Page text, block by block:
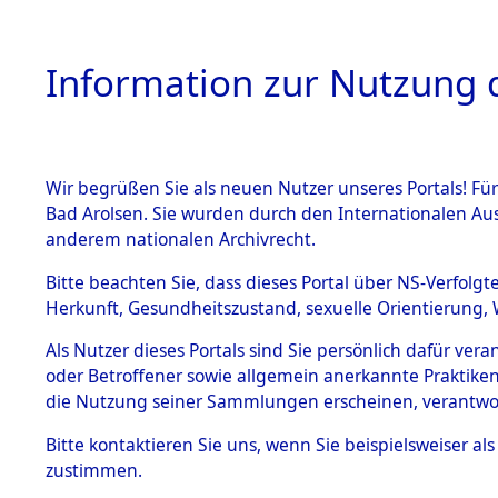
HOME
BESTÄNDE
Inhaftierungsdoku
mente
5. Verschiedenes
Todesmärsche
5.3.1 Alliierte
vorm
Leichen
Information zur Nutzung
Wir begrüßen Sie als neuen Nutzer unseres Portals!
Bad Arolsen. Sie wurden durch den Internationalen
anderem nationalen Archivrecht.
Bitte beachten Sie, dass dieses Portal über NS-
Herkunft, Gesundheitszustand, sexuelle
Als Nutzer dieses Portals sind Sie persönlich dafür
oder Betroffener sowie allgemein anerkannte
die Nutzung seiner Sammlungen erscheinen,
Bitte kontaktieren Sie uns, wenn Sie beispielsweiser
zustimmen.